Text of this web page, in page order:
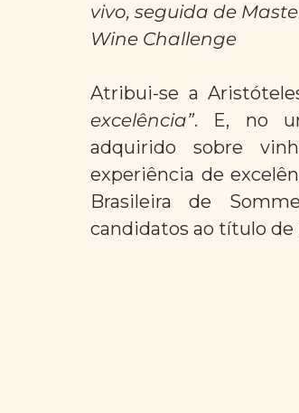
vivo, seguida de
Wine Challenge
Atribui-se a
excelência”. E, no
adquirido sobre
experiência de
Brasileira de
candidatos ao título de